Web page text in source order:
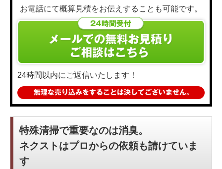
お電話にて概算見積をお伝えすることも可能です。
24時間以内にご返信いたします！
特殊清掃で重要なのは消臭。
ネクストはプロからの依頼も請けていま
す